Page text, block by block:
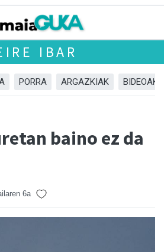
IBAR
PORRA ARGAZKIAK BIDEOAK
baino ez da
6a